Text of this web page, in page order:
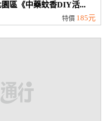
區《中藥蚊香DIY活...
特價 185元